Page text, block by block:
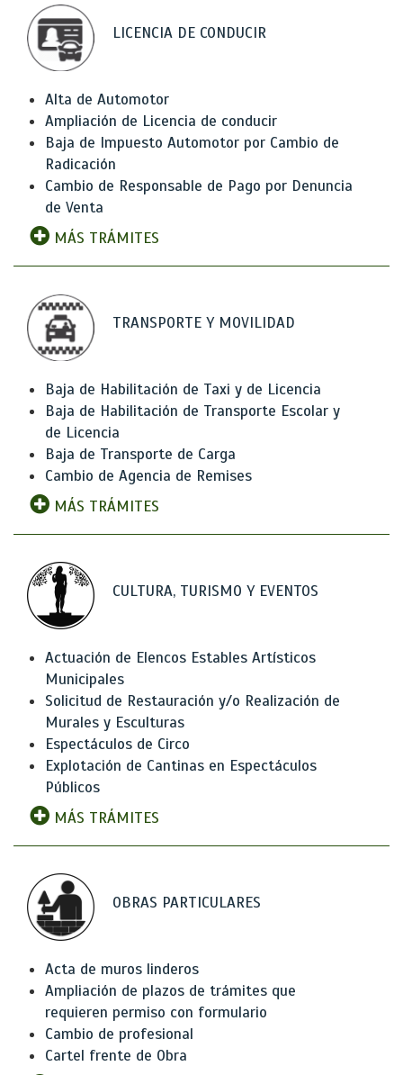
LICENCIA DE CONDUCIR
Alta de Automotor
Ampliación de Licencia de conducir
Baja de Impuesto Automotor por Cambio de
Radicación
Cambio de Responsable de Pago por Denuncia
de Venta
MÁS TRÁMITES
TRANSPORTE Y MOVILIDAD
Baja de Habilitación de Taxi y de Licencia
Baja de Habilitación de Transporte Escolar y
de Licencia
Baja de Transporte de Carga
Cambio de Agencia de Remises
MÁS TRÁMITES
CULTURA, TURISMO Y EVENTOS
Actuación de Elencos Estables Artísticos
Municipales
Solicitud de Restauración y/o Realización de
Murales y Esculturas
Espectáculos de Circo
Explotación de Cantinas en Espectáculos
Públicos
MÁS TRÁMITES
OBRAS PARTICULARES
Acta de muros linderos
Ampliación de plazos de trámites que
requieren permiso con formulario
Cambio de profesional
Cartel frente de Obra